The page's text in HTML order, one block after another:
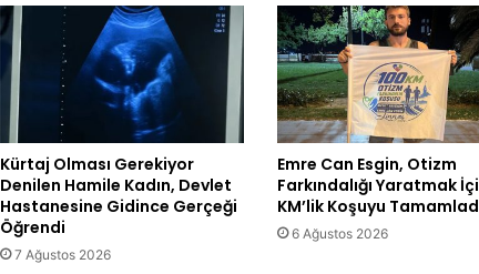
Kürtaj Olması Gerekiyor
Denilen Hamile Kadın, Devlet
Hastanesine Gidince Gerçeği
Öğrendi
7 Ağustos 2026
Emre Can Esgin, Otizm
Farkındalığı Yaratmak
KM’lik Koşuyu
6 Ağustos 2026